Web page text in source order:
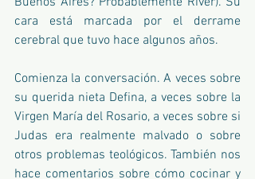
cara está marcada por el derrame
cerebral que tuvo hace algunos años.
Comienza la conversación. A veces sobre
su querida nieta Defina, a veces sobre la
Virgen María del Rosario, a veces sobre si
Judas era realmente malvado o sobre
otros problemas teológicos. También nos
hace comentarios sobre cómo cocinar y